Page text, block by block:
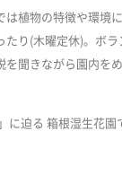
は植物の特徴や環境
たり(木曜定休)。ボ
を聞きながら園内を